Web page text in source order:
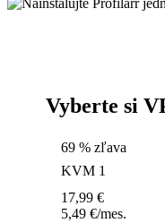
Vyberte si
69 % zľava
KVM 1
17,99 €
5,49 €/mes.